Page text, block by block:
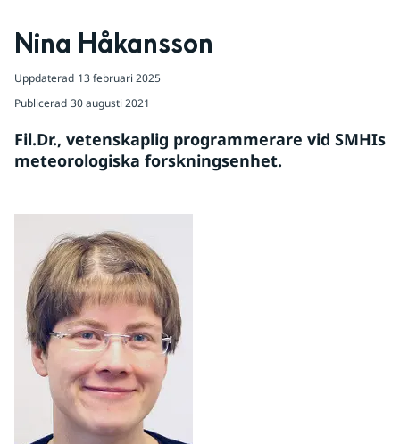
Nina Håkansson
Uppdaterad 13 februari 2025
Publicerad 30 augusti 2021
Fil.Dr., vetenskaplig programmerare vid SMHIs
meteorologiska forskningsenhet.